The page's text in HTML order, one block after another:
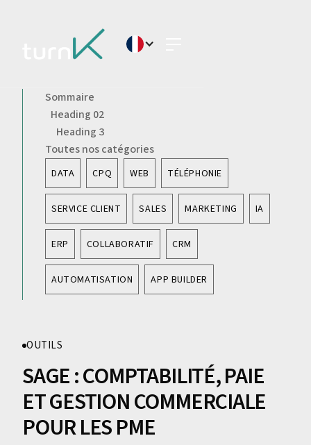
OUTILS
SAGE : COMPTABILITÉ, PAIE
ET GESTION COMMERCIALE
POUR LES PME
Sommaire
Heading 02
Heading 3
Toutes nos catégories
DATA CPQ WEB TÉLÉPHONIE
SERVICE CLIENT SALES MARKETING IA
ERP COLLABORATIF CRM
AUTOMATISATION APP BUILDER